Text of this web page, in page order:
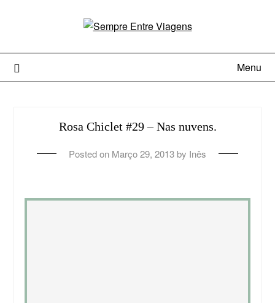
Menu
Rosa Chiclet #29 – Nas nuvens.
Posted on Março 29, 2013 by Inês